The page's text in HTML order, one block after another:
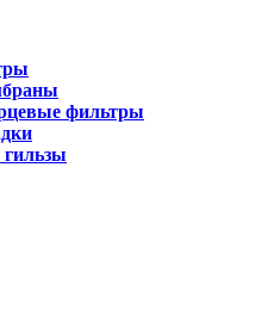
фильтры